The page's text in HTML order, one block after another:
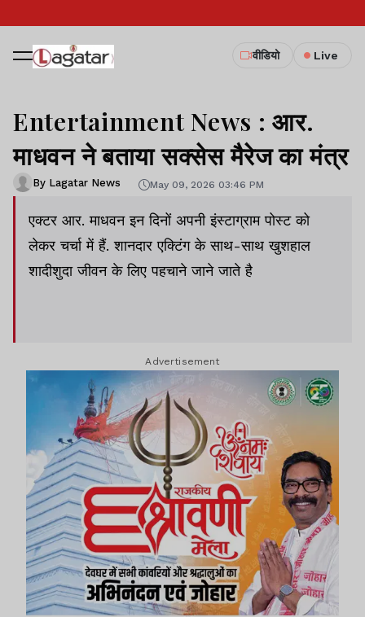
वीडियो Live
Entertainment News : आर.
माधवन ने बताया सक्सेस मैरेज का मंत्र
By Lagatar News May 09, 2026 03:46 PM
एक्टर आर. माधवन इन दिनों अपनी इंस्टाग्राम पोस्ट को
लेकर चर्चा में हैं. शानदार एक्टिंग के साथ-साथ खुशहाल
शादीशुदा जीवन के लिए पहचाने जाने जाते है
Advertisement